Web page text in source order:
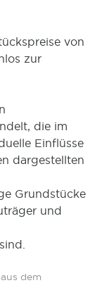
von
zur
die im
Einflüsse
dargestellten
Grundstücke
und
dem